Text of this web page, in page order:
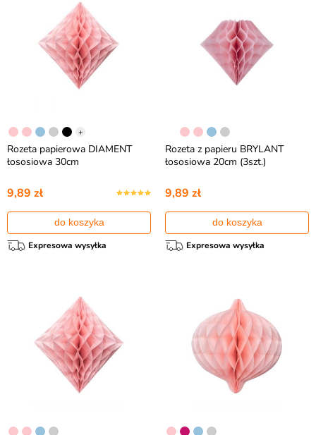
+
Rozeta papierowa DIAMENT
łososiowa 30cm
9,89 zł
do koszyka
Expresowa wysyłka
Rozeta z papieru BRYLANT
łososiowa 20cm (3szt.)
9,89 zł
do koszyka
Expresowa wysyłka